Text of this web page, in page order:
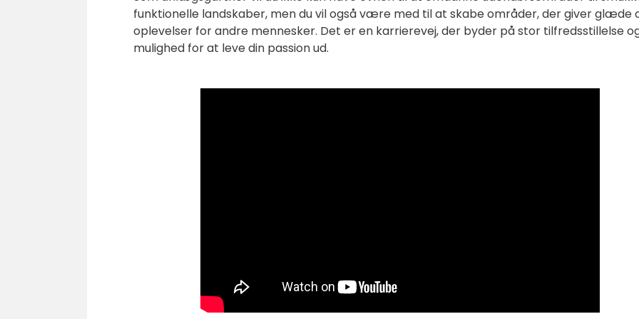
funktionelle landskaber, men du vil også være med til at skabe områder, der giver glæde
oplevelser for andre mennesker. Det er en karrierevej, der byder på stor tilfredsstillelse
mulighed for at leve din passion ud.